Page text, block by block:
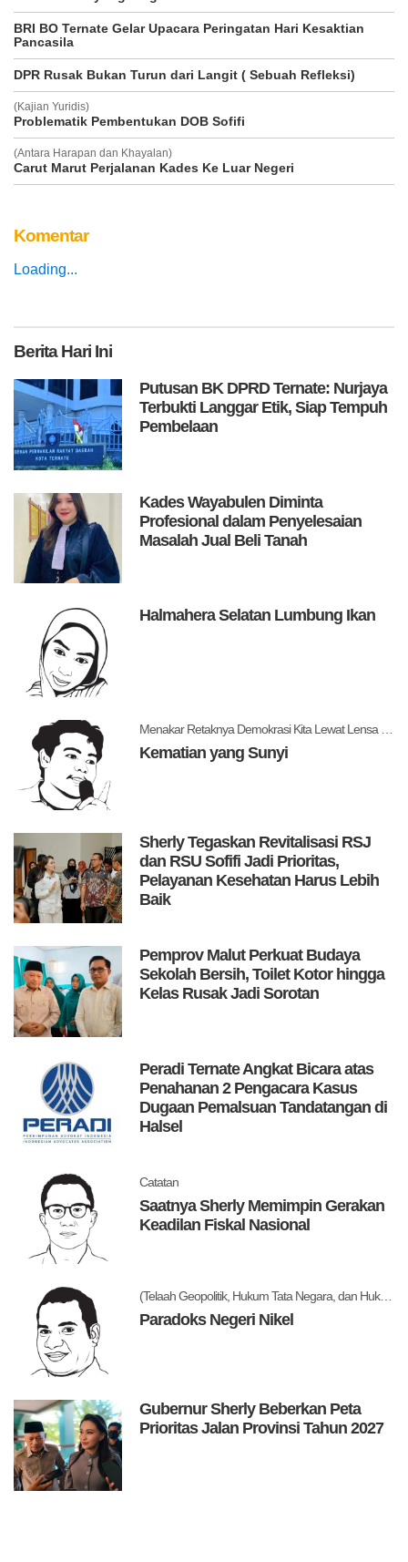
BRI BO Ternate Gelar Upacara Peringatan Hari Kesaktian
Pancasila
DPR Rusak Bukan Turun dari Langit ( Sebuah Refleksi)
(Kajian Yuridis)
Problematik Pembentukan DOB Sofifi
(Antara Harapan dan Khayalan)
Carut Marut Perjalanan Kades Ke Luar Negeri
Komentar
Loading...
BeritaHari Ini
Putusan BK DPRD Ternate: Nurjaya
Terbukti Langgar Etik, Siap Tempuh
Pembelaan
Kades Wayabulen Diminta
Profesional dalam Penyelesaian
Masalah Jual Beli Tanah
Halmahera Selatan Lumbung Ikan
Kematian yang Sunyi
Sherly Tegaskan Revitalisasi RSJ
dan RSU Sofifi Jadi Prioritas,
Pelayanan Kesehatan Harus Lebih
Baik
Pemprov Malut Perkuat Budaya
Sekolah Bersih, Toilet Kotor hingga
Kelas Rusak Jadi Sorotan
Peradi Ternate Angkat Bicara atas
Penahanan 2 Pengacara Kasus
Dugaan Pemalsuan Tandatangan di
Halsel
Catatan
Saatnya Sherly Memimpin Gerakan
Keadilan Fiskal Nasional
(Telaah Geopolitik, Hukum Tata Negara, dan Hukum Administrasi Negara)
Paradoks Negeri Nikel
Gubernur Sherly Beberkan Peta
Prioritas Jalan Provinsi Tahun 2027